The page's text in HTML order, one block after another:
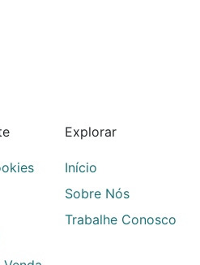
Explorar
Início
Sobre Nós
Trabalhe Conosco